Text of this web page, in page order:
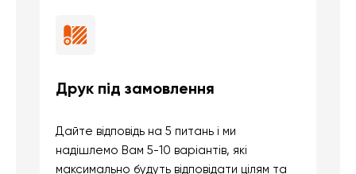
Друк під замовлення
Дайте відповідь на 5 питань і ми
надішлемо Вам 5-10 варіантів, які
максимально будуть відповідати цілям та